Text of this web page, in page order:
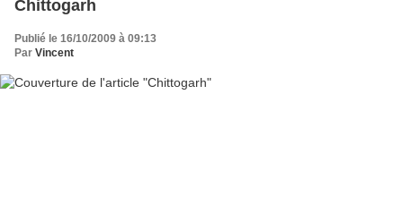
Chittogarh
Publié le 16/10/2009 à 09:13
Par Vincent